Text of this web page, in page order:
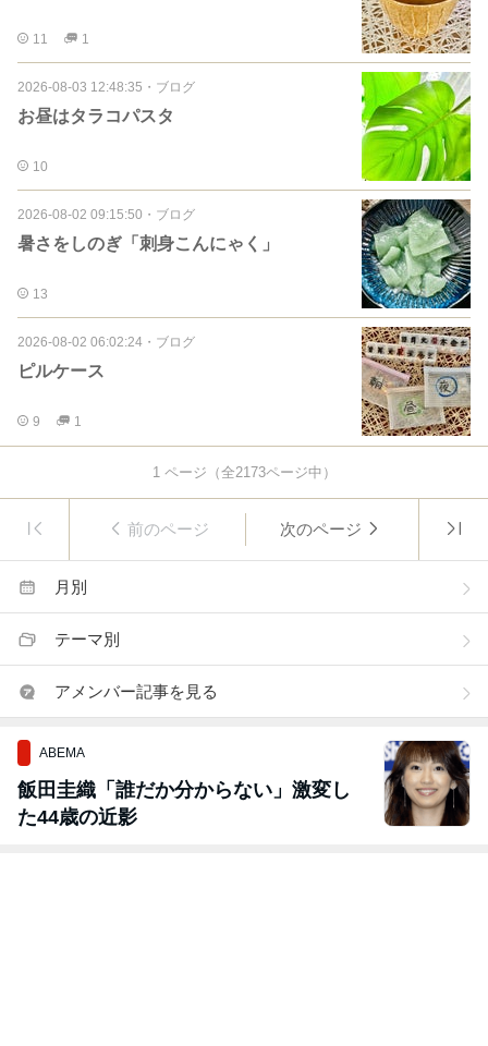
11 1
2026-08-03 12:48:35 ・ ブログ
お昼はタラコパスタ
10
2026-08-02 09:15:50 ・ ブログ
暑さをしのぎ「刺身こんにゃく」
13
2026-08-02 06:02:24 ・ ブログ
ピルケース
9 1
1ページ（全2173ページ中）
前のページ 次のページ
月別
テーマ別
アメンバー記事を見る
ABEMA
飯田圭織「誰だか分からない」激変し
た44歳の近影